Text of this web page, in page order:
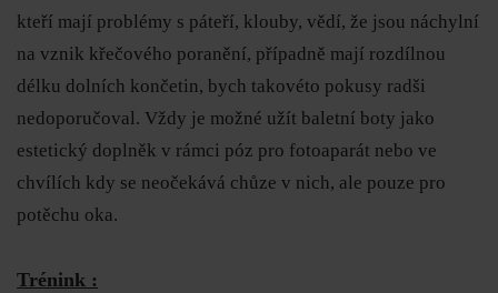
kteří mají problémy s páteří, klouby, vědí, že jsou náchylní
na vznik křečového poranění, případně mají rozdílnou
délku dolních končetin, bych takovéto pokusy radši
nedoporučoval. Vždy je možné užít baletní boty jako
estetický doplněk v rámci póz pro fotoaparát nebo ve
chvílích kdy se neočekává chůze v nich, ale pouze pro
potěchu oka.
Trénink :